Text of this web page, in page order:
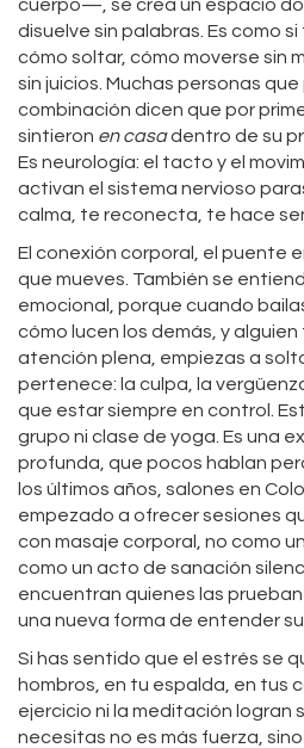
cuerpo—, se crea un espacio
disuelve sin palabras. Es como
cómo soltar, cómo moverse sin
sin juicios. Muchas personas
combinación dicen que por
sintieron en casadentro de su
Es neurología: el tacto y el
activan el sistema nervioso
calma, te reconecta, te hace
El conexión corporal
el puente
que mueves . También se
emocional
, porque cuando
cómo lucen los demás, y
atención plena, empiezas a
pertenece: la culpa, la
que estar siempre en control.
grupo ni clase de yoga. Es una
profunda, que pocos hablan
los últimos años, salones en
empezado a ofrecer sesiones
con masaje corporal, no como
como un acto de sanación
encuentran quienes las
una nueva forma de entender
Si has sentido que el estrés se
hombros, en tu espalda, en tus
ejercicio ni la meditación logran
necesitas no es más fuerza,